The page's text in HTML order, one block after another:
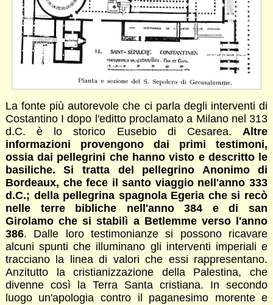
La fonte più autorevole che ci parla degli interventi di
Costantino I dopo l'editto proclamato a Milano nel 313
d.C. è lo storico Eusebio di Cesarea.Altre
informazioni provengono dai primi testimoni,
ossia dai pellegrini che hanno visto e descritto le
basiliche. Si tratta del pellegrino Anonimo di
Bordeaux, che fece il santo viaggio nell'anno 333
d.C.; della pellegrina spagnola Egeria che si recò
nelle terre bibliche nell'anno 384 e di san
Girolamo che si stabilì a Betlemme verso l'anno
386. Dalle loro testimonianze si possono ricavare
alcuni spunti che illuminano gli interventi imperiali e
tracciano la linea di valori che essi rappresentano.
Anzitutto la cristianizzazione della Palestina, che
divenne così la Terra Santa cristiana. In secondo
luogo un'apologia contro il paganesimo morente e